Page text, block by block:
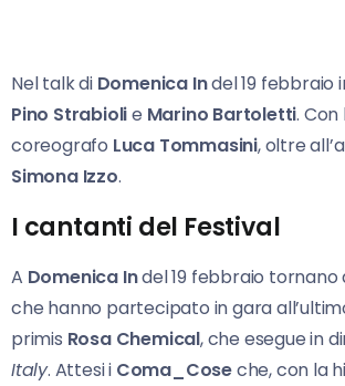
Nel talk di Domenica Indel 19 febbraio
Pino Strabiolie Marino Bartoletti.
coreografo Luca Tommasini, oltre
Simona Izzo.
I cantanti del Festival
A Domenica Indel 19 febbraio tornano
che hanno partecipato in gara
primis Rosa Chemical, che esegue in
Italy. Attesi i Coma_Coseche, con la